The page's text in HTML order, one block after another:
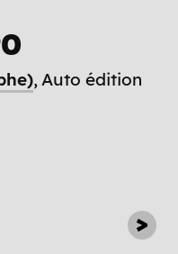
Auto édition